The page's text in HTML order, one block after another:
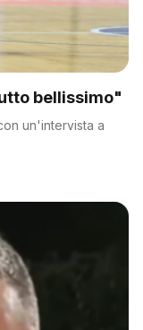
bellissimo"
un'intervista a